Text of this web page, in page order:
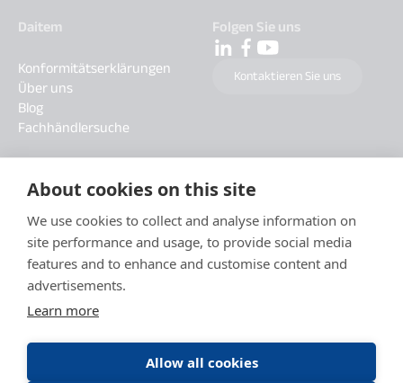
About cookies on this site
We use cookies to collect and analyse information on
site performance and usage, to provide social media
features and to enhance and customise content and
advertisements.
Learn more
Allow all cookies
Daitem
Konformitätserklärungen
Über uns
Blog
Fachhändlersuche
Folgen Sie uns
Kontaktieren Sie uns